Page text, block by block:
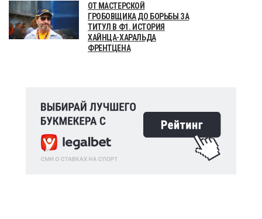
ОТ МАСТЕРСКОЙ
ГРОБОВЩИКА ДО БОРЬБЫ ЗА
ТИТУЛ В Ф1. ИСТОРИЯ
ХАЙНЦА-ХАРАЛЬДА
ФРЕНТЦЕНА